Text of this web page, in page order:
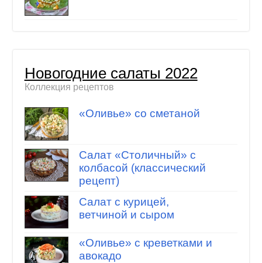
Новогодние салаты 2022
Коллекция рецептов
«Оливье» со сметаной
Салат «Столичный» с
колбасой (классический
рецепт)
Салат с курицей,
ветчиной и сыром
«Оливье» с креветками и
авокадо